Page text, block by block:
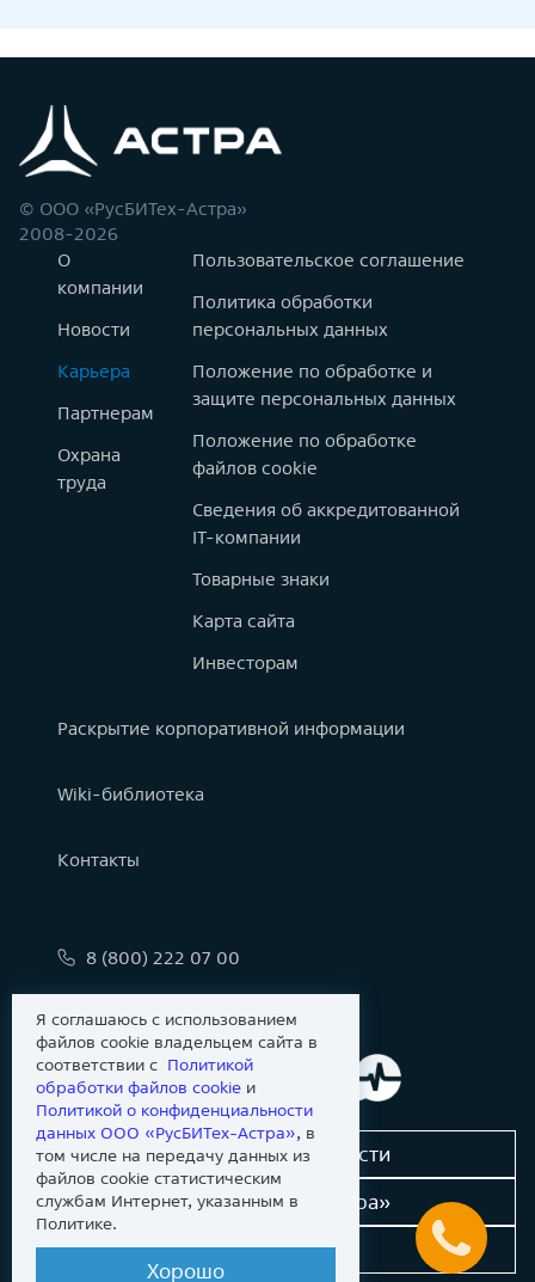
© ООО «РусБИТех-Астра»
2008-2026
О
компании
Новости
Карьера
Партнерам
Охрана
труда
Пользовательское соглашение
Политика обработки
персональных данных
Положение по обработке и
защите персональных данных
Положение по обработке
файлов cookie
Сведения об аккредитованной
IT-компании
Товарные знаки
Карта сайта
Инвесторам
Раскрытие корпоративной информации
Wiki-библиотека
Контакты
8 (800) 222 07 00
Сообщить об уязвимости
Новости «Группы Астра»
Dev-портал
Я соглашаюсь с использованием
файлов cookie владельцем сайта в
соответствии с Политикой
обработки файлов сookie и
Политикой о конфиденциальности
данных ООО «РусБИТех-Астра», в
том числе на передачу данных из
файлов cookie статистическим
службам Интернет, указанным в
Политике.
Хорошо